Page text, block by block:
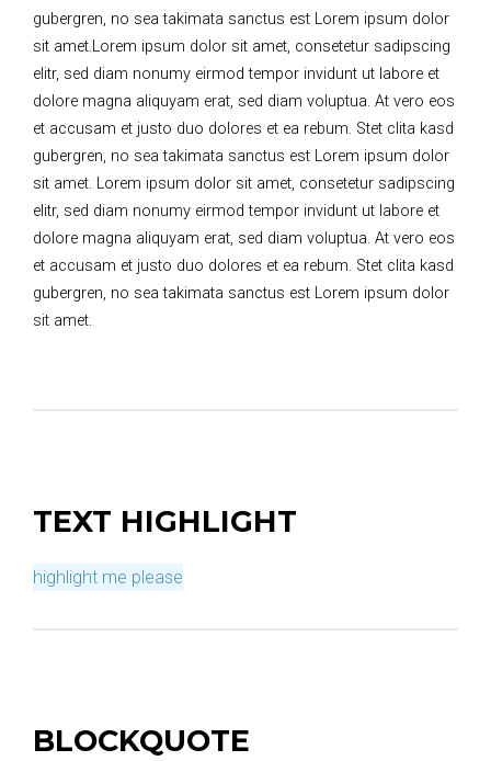
gubergren, no sea takimata sanctus est Lorem ipsum dolor
sit amet.Lorem ipsum dolor sit amet, consetetur sadipscing
elitr, sed diam nonumy eirmod tempor invidunt ut labore et
dolore magna aliquyam erat, sed diam voluptua. At vero eos
et accusam et justo duo dolores et ea rebum. Stet clita kasd
gubergren, no sea takimata sanctus est Lorem ipsum dolor
sit amet. Lorem ipsum dolor sit amet, consetetur sadipscing
elitr, sed diam nonumy eirmod tempor invidunt ut labore et
dolore magna aliquyam erat, sed diam voluptua. At vero eos
et accusam et justo duo dolores et ea rebum. Stet clita kasd
gubergren, no sea takimata sanctus est Lorem ipsum dolor
sit amet.
TEXT HIGHLIGHT
highlight me please
BLOCKQUOTE